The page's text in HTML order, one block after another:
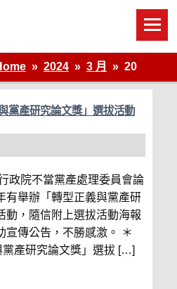
2024 3 月 20
黨產研究論文獎」選拔活動
政院不當黨產處理委員會論
有舉辦「轉型正義與黨產研
動，隨信附上選拔活動海報
宣傳公告，不勝感激。 ＊
產研究論文獎」選拔 […]